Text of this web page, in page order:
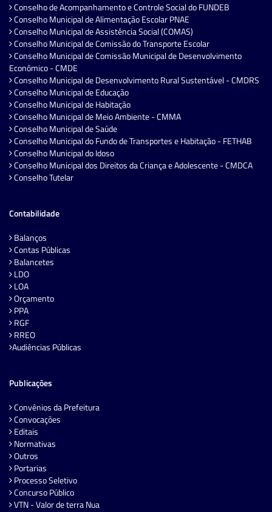
Conselho de Acompanhamento e Controle Social do FUNDEB
Conselho Municipal de Alimentação Escolar PNAE
Conselho Municipal de Assistência Social (COMAS)
Conselho Municipal de Comissão do Transporte Escolar
Conselho Municipal de Comissão Municipal de Desenvolvimento
Econômico - CMDE
Conselho Municipal de Desenvolvimento Rural Sustentável - CMDRS
Conselho Municipal de Educação
Conselho Municipal de Habitação
Conselho Municipal de Meio Ambiente - CMMA
Conselho Municipal de Saúde
Conselho Municipal do Fundo de Transportes e Habitação - FETHAB
Conselho Municipal do Idoso
Conselho Municipal dos Direitos da Criança e Adolescente - CMDCA
Conselho Tutelar
Contabilidade
Balanços
Contas Públicas
Balancetes
LDO
LOA
Orçamento
PPA
RGF
RREO
Audiências Públicas
Publicações
Convênios da Prefeitura
Convocações
Editais
Normativas
Outros
Portarias
Processo Seletivo
Concurso Público
VTN - Valor de terra Nua